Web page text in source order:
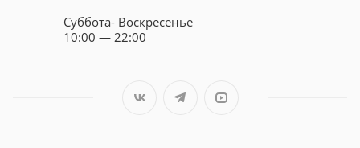
Суббота- Воскресенье
10:00 — 22:00